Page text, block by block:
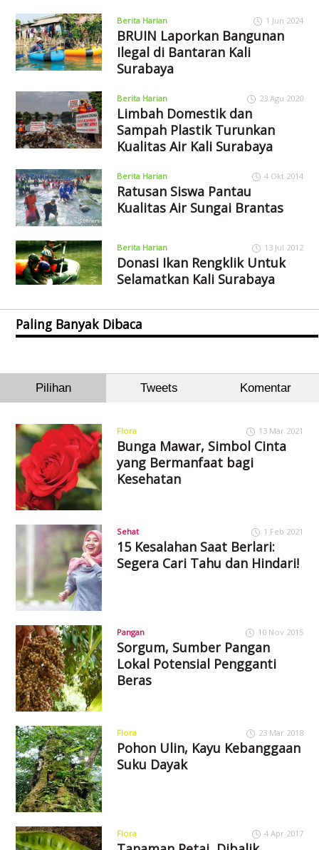
Berita Harian 1 Jun 2024
BRUIN Laporkan Bangunan
Ilegal di Bantaran Kali
Surabaya
Berita Harian 23 Agu 2020
Limbah Domestik dan
Sampah Plastik Turunkan
Kualitas Air Kali Surabaya
Berita Harian 4 Okt 2014
Ratusan Siswa Pantau
Kualitas Air Sungai Brantas
Berita Harian 13 Jul 2012
Donasi Ikan Rengklik Untuk
Selamatkan Kali Surabaya
Paling Banyak Dibaca
Pilihan Tweets Komentar
Flora 13 Mar 2021
Bunga Mawar, Simbol Cinta
yang Bermanfaat bagi
Kesehatan
Sehat 1 Feb 2021
15 Kesalahan Saat Berlari:
Segera Cari Tahu dan Hindari!
Pangan 10 Nov 2015
Sorgum, Sumber Pangan
Lokal Potensial Pengganti
Beras
Flora 23 Mar 2018
Pohon Ulin, Kayu Kebanggaan
Suku Dayak
Flora 4 Apr 2017